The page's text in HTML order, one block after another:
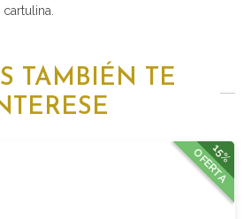
TAMBIÉN TE
15%
OFERTA